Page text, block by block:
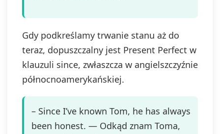
Gdy podkreślamy trwanie stanu aż do
teraz, dopuszczalny jest Present Perfect w
klauzuli since, zwłaszcza w angielszczyźnie
północnoamerykańskiej.
– Since I’ve known Tom, he has always
been honest. — Odkąd znam Toma,